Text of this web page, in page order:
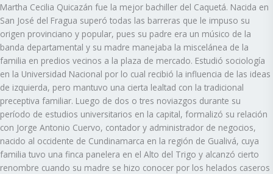
Martha Cecilia Quicazán fue la mejor bachiller del Caquetá. Nacida en
San José del Fragua superó todas las barreras que le impuso su
origen provinciano y popular, pues su padre era un músico de la
banda departamental y su madre manejaba la miscelánea de la
familia en predios vecinos a la plaza de mercado. Estudió sociología
en la Universidad Nacional por lo cual recibió la influencia de las ideas
de izquierda, pero mantuvo una cierta lealtad con la tradicional
preceptiva familiar. Luego de dos o tres noviazgos durante su
período de estudios universitarios en la capital, formalizó su relación
con Jorge Antonio Cuervo, contador y administrador de negocios,
nacido al occidente de Cundinamarca en la región de Gualivá, cuya
familia tuvo una finca panelera en el Alto del Trigo y alcanzó cierto
renombre cuando su madre se hizo conocer por los helados caseros